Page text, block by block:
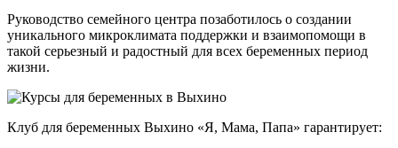
Руководство семейного центра позаботилось о создании
уникального микроклимата поддержки и взаимопомощи в
такой серьезный и радостный для всех беременных период
жизни.
Клуб для беременных Выхино «Я, Мама, Папа» гарантирует: